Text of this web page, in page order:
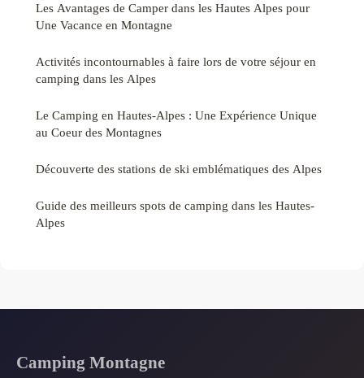
Les Avantages de Camper dans les Hautes Alpes pour
Une Vacance en Montagne
Activités incontournables à faire lors de votre séjour en
camping dans les Alpes
Le Camping en Hautes-Alpes : Une Expérience Unique
au Coeur des Montagnes
Découverte des stations de ski emblématiques des Alpes
Guide des meilleurs spots de camping dans les Hautes-
Alpes
Camping Montagne